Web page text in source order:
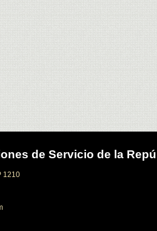
de Servicio de la
1210